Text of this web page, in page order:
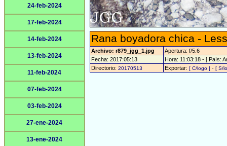
24-feb-2024
17-feb-2024
14-feb-2024
13-feb-2024
11-feb-2024
07-feb-2024
03-feb-2024
27-ene-2024
13-ene-2024
Rana boyadora chica -
Archivo: r879_jgg_1.jpg
Apertura: f/5.6
Fecha: 2017:05:13
Hora: 11:03:18 - [ País:
Directorio: 20170513 Exportar: [ C/logo ] - [ S/